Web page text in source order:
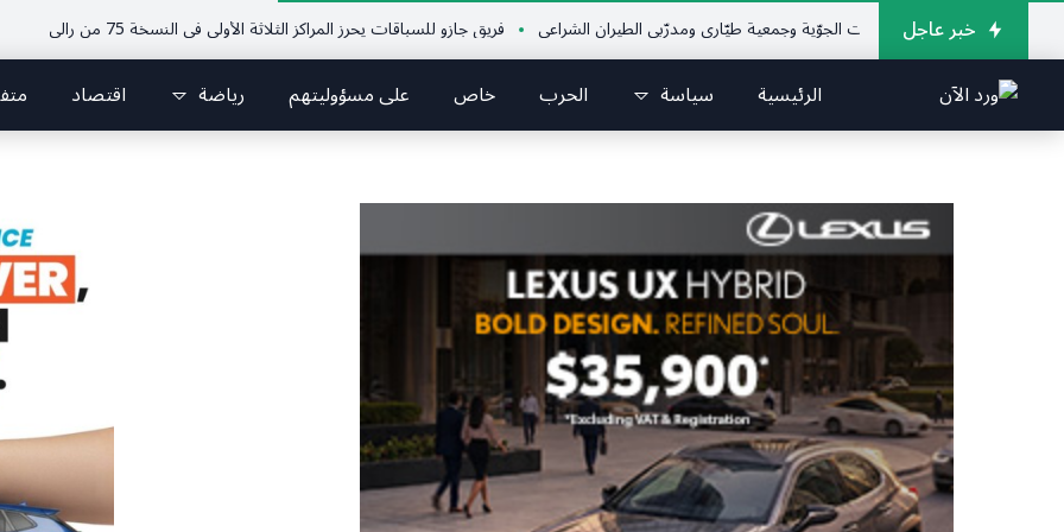
خبر عاجل
اللبناني للرياضات الجوّية وجمعية طيّاري ومدرّبي الطيران الشراعي فريق جازو للسباقات يحرز المراكز الثلاثة الأولى في النسخة 75 من رالي فنلندا
الرئيسية سياسة الحرب خاص على مسؤوليتهم رياضة اقتصاد